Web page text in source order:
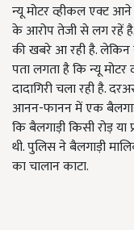
न्यू मोटर व्हीकल एक्ट आने
के आरोप तेजी से लग रहें है.
की खबरे आ रही है. लेकिन
पता लगता है कि न्यू
दादागिरी चला रही है.
आनन-फानन में एक
कि बैलगाड़ी किसी रोड़ या
थी. पुलिस ने बैलगाड़ी
का चालान काटा.